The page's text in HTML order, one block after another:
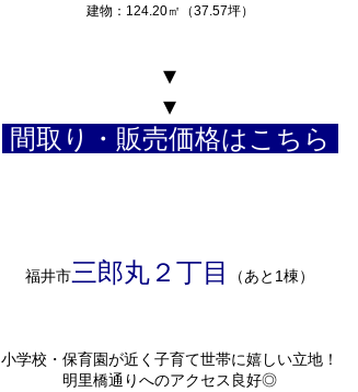
建物：124.20㎡（37.57坪）
▾
▾
間取り・販売価格はこちら
福井市三郎丸２丁目 （あと1棟）
小学校・保育園が近く子育て世帯に嬉しい立地！
明里橋通りへのアクセス良好◎